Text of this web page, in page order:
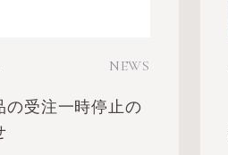
NEWS
の受注一時停止の